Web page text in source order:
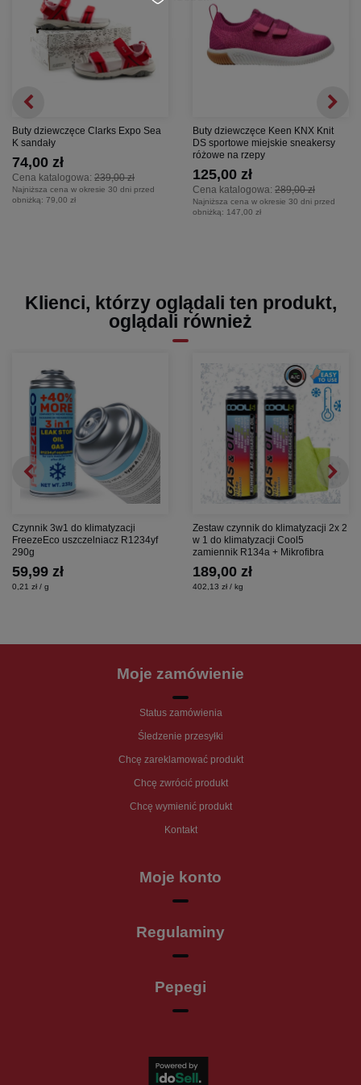
Buty dziewczęce Clarks Expo Sea
K sandały
Cena katalogowa: 239,00 zł
74,00 zł
Najniższa cena w okresie 30 dni przed
obniżką: 79,00 zł
Buty dziewczęce Keen KNX Knit
DS sportowe miejskie sneakersy
różowe na rzepy
Cena katalogowa: 289,00 zł
125,00 zł
Najniższa cena w okresie 30 dni przed
obniżką: 147,00 zł
Klienci, którzy oglądali ten produkt,
oglądali również
Czynnik 3w1 do klimatyzacji
FreezeEco uszczelniacz R1234yf
290g
59,99 zł
0,21 zł / g
Zestaw czynnik do klimatyzacji 2x 2
w 1 do klimatyzacji Cool5
zamiennik R134a + Mikrofibra
189,00 zł
402,13 zł / kg
Moje zamówienie
Status zamówienia
Śledzenie przesyłki
Chcę zareklamować produkt
Chcę zwrócić produkt
Chcę wymienić produkt
Kontakt
Moje konto
Regulaminy
Pepegi